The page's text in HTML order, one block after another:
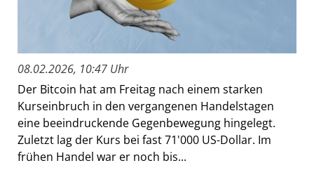
08.02.2026, 10:47 Uhr
Der Bitcoin hat am Freitag nach einem starken
Kurseinbruch in den vergangenen Handelstagen
eine beeindruckende Gegenbewegung hingelegt.
Zuletzt lag der Kurs bei fast 71'000 US-Dollar. Im
frühen Handel war er noch bis...